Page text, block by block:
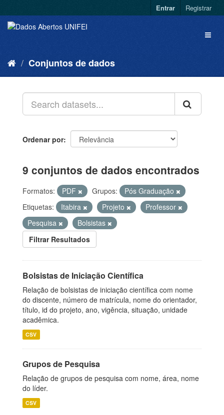
Entrar Registrar
Conjuntos de dados
Ordenar por
9 conjuntos de dados encontrados
Formatos: PDF Grupos:
Pós Graduação
Etiquetas:
Itabira Projeto
Professor
Pesquisa
Bolsistas
Filtrar Resultados
Bolsistas de Iniciação Científica
Relação de bolsistas de iniciação científica com nome
do discente, número de matrícula, nome do orientador,
título, id do projeto, ano, vigência, situação, unidade
acadêmica.
CSV
Grupos de Pesquisa
Relação de grupos de pesquisa com nome, área, nome
do líder.
CSV